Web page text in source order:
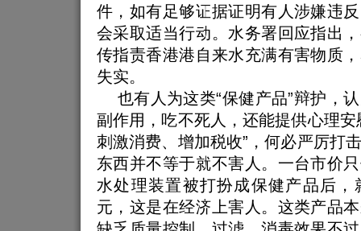
件，如有足够证据证明有人涉嫌违
会采取适当行动。水务署回应指出
传指责香港港自来水充满有害物质
失实。
也有人为这类“保健产品”辩护，
副作用，吃不死人，还能提供心理安
刺激消费、增加税收”，何必严厉打
东西并不等于就不害人。一台市价
水处理装置被打扮成保健产品后，
元，这是在经济上害人。这类产品